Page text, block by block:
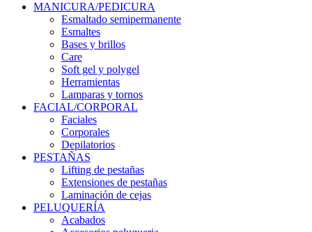
MANICURA/PEDICURA
Esmaltado semipermanente
Esmaltes
Bases y brillos
Care
Soft gel y polygel
Herramientas
Lamparas y tornos
FACIAL/CORPORAL
Faciales
Corporales
Depilatorios
PESTAÑAS
Lifting de pestañas
Extensiones de pestañas
Laminación de cejas
PELUQUERÍA
Acabados